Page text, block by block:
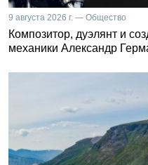
9 августа 2026 г. — Общество
Композитор, дуэлянт и
механики Александр